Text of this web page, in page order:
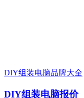
DIY组装电脑品牌大全
DIY组装电脑报价